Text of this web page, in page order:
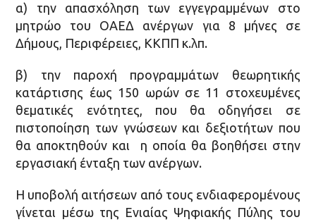
α) την απασχόληση των εγγεγραμμένων στο
μητρώο του ΟΑΕΔ ανέργων για 8 μήνες σε
Δήμους, Περιφέρειες, ΚΚΠΠ κ.λπ.
β) την παροχή προγραμμάτων θεωρητικής
κατάρτισης έως 150 ωρών σε 11 στοχευμένες
θεματικές ενότητες, που θα οδηγήσει σε
πιστοποίηση των γνώσεων και δεξιοτήτων που
θα αποκτηθούν και η οποία θα βοηθήσει στην
εργασιακή ένταξη των ανέργων.
Η υποβολή αιτήσεων από τους ενδιαφερομένους
γίνεται μέσω της Ενιαίας Ψηφιακής Πύλης του